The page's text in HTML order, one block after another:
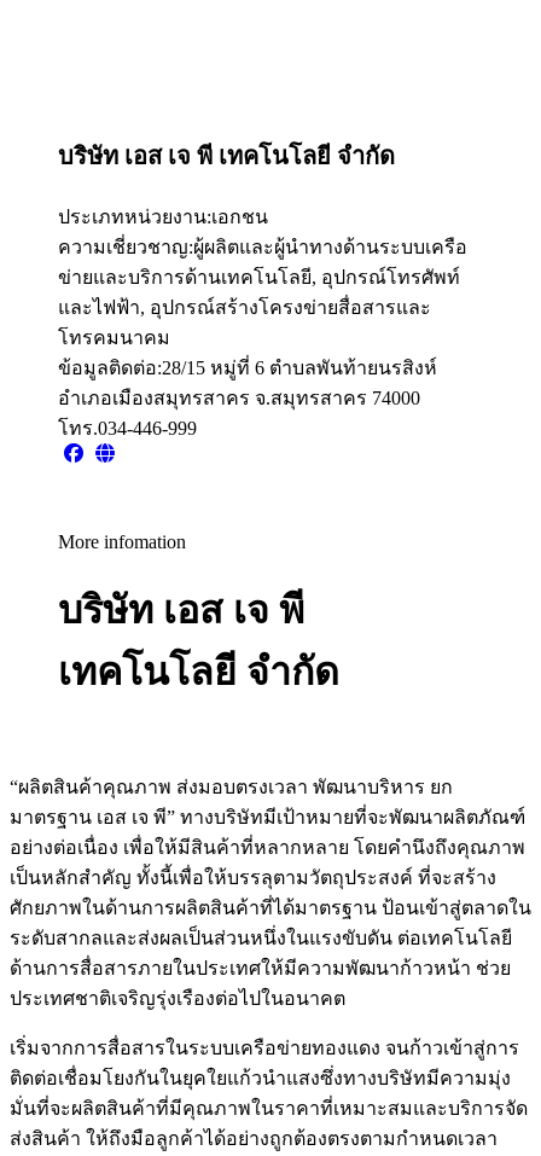
บริษัท เอส เจ พี เทคโนโลยี จำกัด
ประเภทหน่วยงาน:เอกชน
ความเชี่ยวชาญ:ผู้ผลิตและผู้นำทางด้านระบบเครือ
ข่ายและบริการด้านเทคโนโลยี, อุปกรณ์โทรศัพท์
และไฟฟ้า, อุปกรณ์สร้างโครงข่ายสื่อสารและ
โทรคมนาคม
ข้อมูลติดต่อ:28/15 หมู่ที่ 6 ตำบลพันท้ายนรสิงห์
อำเภอเมืองสมุทรสาคร จ.สมุทรสาคร 74000
โทร.034-446-999
More infomation
บริษัท เอส เจ พี
เทคโนโลยี จำกัด
“ผลิตสินค้าคุณภาพ ส่งมอบตรงเวลา พัฒนาบริหาร ยก
มาตรฐาน เอส เจ พี” ทางบริษัทมีเป้าหมายที่จะพัฒนาผลิตภัณฑ์
อย่างต่อเนื่อง เพื่อให้มีสินค้าที่หลากหลาย โดยคำนึงถึงคุณภาพ
เป็นหลักสำคัญ ทั้งนี้เพื่อให้บรรลุตามวัตถุประสงค์ ที่จะสร้าง
ศักยภาพในด้านการผลิตสินค้าที่ได้มาตรฐาน ป้อนเข้าสู่ตลาดใน
ระดับสากลและส่งผลเป็นส่วนหนึ่งในแรงขับดัน ต่อเทคโนโลยี
ด้านการสื่อสารภายในประเทศให้มีความพัฒนาก้าวหน้า ช่วย
ประเทศชาติเจริญรุ่งเรืองต่อไปในอนาคต
เริ่มจากการสื่อสารในระบบเครือข่ายทองแดง จนก้าวเข้าสู่การ
ติดต่อเชื่อมโยงกันในยุคใยแก้วนำแสงซึ่งทางบริษัทมีความมุ่ง
มั่นที่จะผลิตสินค้าที่มีคุณภาพในราคาที่เหมาะสมและบริการจัด
ส่งสินค้า ให้ถึงมือลูกค้าได้อย่างถูกต้องตรงตามกำหนดเวลา